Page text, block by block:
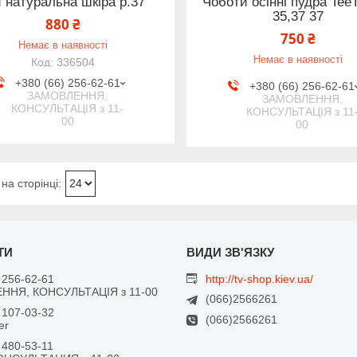
880 ₴
Немає в наявності
336504
+380 (66) 256-62-61
ЗАМОВЛЕННЯ,
КОНСУЛЬТАЦІЯ з 11-
00
35,37 37
750 ₴
Немає в наявності
+380 (66) 256-62-61
ЗАМОВЛЕННЯ,
КОНСУЛЬТАЦІЯ з 11-
00
62-61
КОНСУЛЬТАЦІЯ з 11-00
03-32
53-11
http://tv-shop.kiev.ua/
(066)2566261
(066)2566261